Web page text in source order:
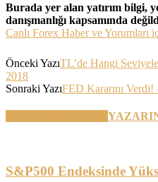
Burada yer alan yatırım bilgi,
danışmanlığı kapsamında
Canlı Forex Haber ve Yorumları
Önceki YazıTL’de Hangi
2018
Sonraki YazıFED Kararını Verdi!
S&P500 Endeksinde